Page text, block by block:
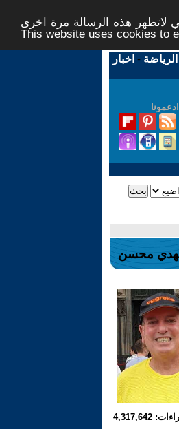
لاتظهر هذه الرسالة مرة اخرى -
This website uses cookies to
الرياضة - اخبار
محسن
4,317,642